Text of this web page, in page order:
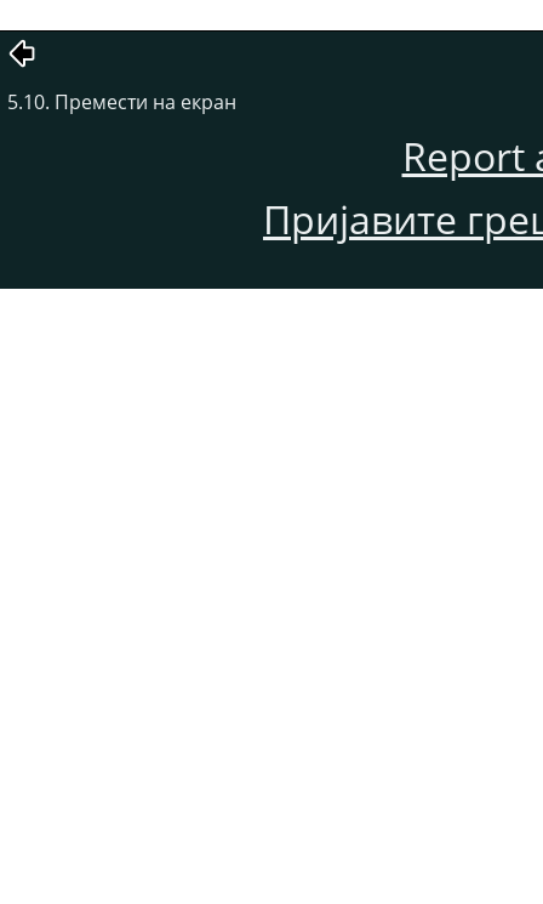
5.10. Премести на екран
Report
Пријавите